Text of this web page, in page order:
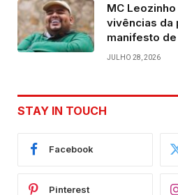
MC
vivências da
manifesto de
JULHO 28, 2026
STAY IN TOUCH
Facebook
Pinterest